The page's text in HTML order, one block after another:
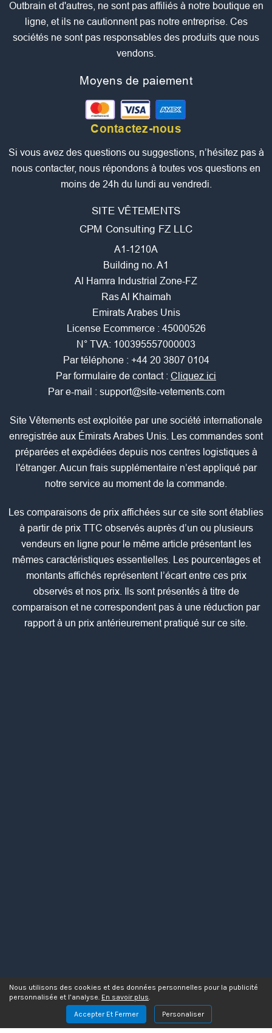
Outbrain et d'autres, ne sont pas affiliés à notre boutique en
ligne, et ils ne cautionnent pas notre entreprise. Ces
sociétés ne sont pas responsables des produits que nous
vendons.
Moyens de paiement
Contactez-nous
Si vous avez des questions ou suggestions, n’hésitez pas à
nous contacter, nous répondons à toutes vos questions en
moins de 24h du lundi au vendredi.
SITE VÊTEMENTS
CPM Consulting FZ LLC
A1-1210A
Building no. A1
Al Hamra Industrial Zone-FZ
Ras Al Khaimah
Emirats Arabes Unis
License Ecommerce : 45000526
N° TVA: 100395557000003
Par téléphone : +44 20 3807 0104
Par formulaire de contact : Cliquez ici
Par e-mail : support@site-vetements.com
Site Vêtements est exploitée par une société internationale
enregistrée aux Émirats Arabes Unis. Les commandes sont
préparées et expédiées depuis nos centres logistiques à
l'étranger. Aucun frais supplémentaire n’est appliqué par
notre service au moment de la commande.
Les comparaisons de prix affichées sur ce site sont établies
à partir de prix TTC observés auprès d’un ou plusieurs
vendeurs en ligne pour le même article présentant les
mêmes caractéristiques essentielles. Les pourcentages et
montants affichés représentent l’écart entre ces prix
observés et nos prix. Ils sont présentés à titre de
comparaison et ne correspondent pas à une réduction par
rapport à un prix antérieurement pratiqué sur ce site.
Nous utilisons des cookies et des données personnelles pour la publicité
personnalisée et l’analyse. En savoir plus.
Accepter Et Fermer
Personaliser